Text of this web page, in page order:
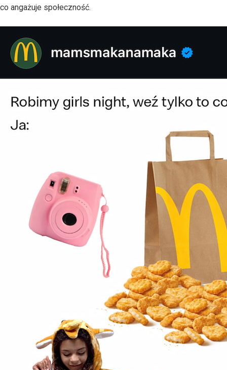
co angażuje społeczność.